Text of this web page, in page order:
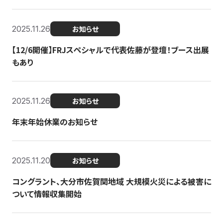
2025.11.26 お知らせ
【12/6開催】FRJスペシャルで代表佐藤が登壇！ブース出展
もあり
2025.11.26 お知らせ
年末年始休業のお知らせ
2025.11.20 お知らせ
コングラント、大分市佐賀関地域 大規模火災による被害に
ついて情報収集開始